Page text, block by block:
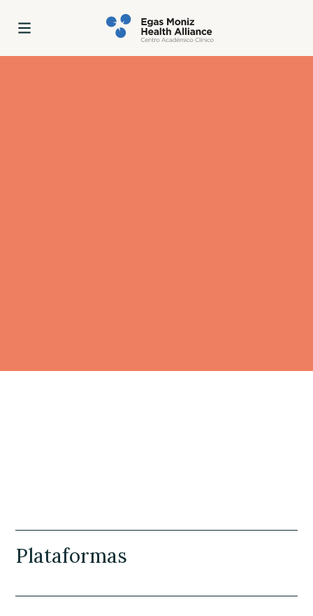
Plataformas